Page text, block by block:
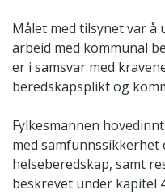
Målet med tilsynet var å
arbeid med kommunal
er i samsvar med
beredskapsplikt og
Fylkesmannen
med samfunnssikkerhet
helseberedskap, samt
beskrevet under kapitel